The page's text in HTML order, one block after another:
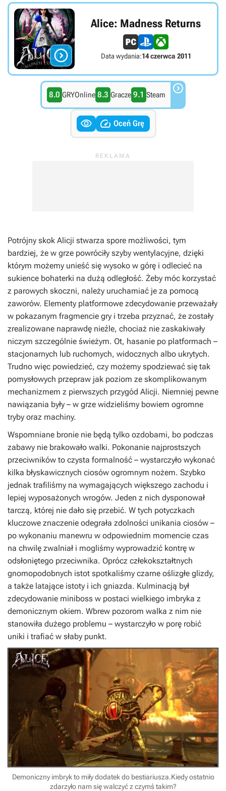

Alice: Madness Returns
Data wydania:14 czerwca 2011
8.0 GRYOnline 8.3 Gracze 9.1 Steam 
  Oceń Grę
Potrójny skok Alicji stwarza spore możliwości, tym
bardziej, że w grze powróciły szyby wentylacyjne, dzięki
którym możemy unieść się wysoko w górę i odlecieć na
sukience bohaterki na dużą odległość. Żeby móc korzystać
z parowych skoczni, należy uruchamiać je za pomocą
zaworów. Elementy platformowe zdecydowanie przeważały
w pokazanym fragmencie gry i trzeba przyznać, że zostały
zrealizowane naprawdę nieźle, chociaż nie zaskakiwały
niczym szczególnie świeżym. Ot, hasanie po platformach –
stacjonarnych lub ruchomych, widocznych albo ukrytych.
Trudno więc powiedzieć, czy możemy spodziewać się tak
pomysłowych przepraw jak poziom ze skomplikowanym
mechanizmem z pierwszych przygód Alicji. Niemniej pewne
nawiązania były – w grze widzieliśmy bowiem ogromne
tryby oraz machiny.
Wspomniane bronie nie będą tylko ozdobami, bo podczas
zabawy nie brakowało walki. Pokonanie najprostszych
przeciwników to czysta formalność – wystarczyło wykonać
kilka błyskawicznych ciosów ogromnym nożem. Szybko
jednak trafiliśmy na wymagających większego zachodu i
lepiej wyposażonych wrogów. Jeden z nich dysponował
tarczą, której nie dało się przebić. W tych potyczkach
kluczowe znaczenie odegrała zdolności unikania ciosów –
po wykonaniu manewru w odpowiednim momencie czas
na chwilę zwalniał i mogliśmy wyprowadzić kontrę w
odsłoniętego przeciwnika. Oprócz człekokształtnych
gnomopodobnych istot spotkaliśmy czarne oślizgłe glizdy,
a także latające istoty i ich gniazda. Kulminacją był
zdecydowanie miniboss w postaci wielkiego imbryka z
demonicznym okiem. Wbrew pozorom walka z nim nie
stanowiła dużego problemu – wystarczyło w porę robić
uniki i trafiać w słaby punkt.
Demoniczny imbryk to miły dodatek do bestiariusza.Kiedy ostatnio
zdarzyło nam się walczyć z czymś takim?